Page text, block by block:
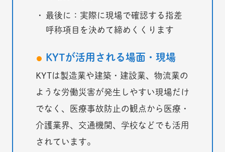
最後に：実際に現場で確認する指差
呼称項目を決めて締めくくります
KYTが活用される場面・現場
KYTは製造業や建築・建設業、物流業の
ような労働災害が発生しやすい現場だけ
でなく、医療事故防止の観点から医療・
介護業界、交通機関、学校などでも活用
されています。